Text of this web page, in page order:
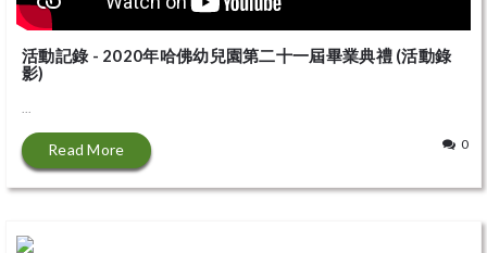
活動記錄 - 2020年哈佛幼兒園第二十一屆畢業典禮 (活動錄
影)
...
Read More 0